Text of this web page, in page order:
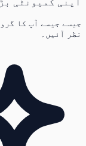
جیسے جیسے آپ کا
نظر آئیں۔